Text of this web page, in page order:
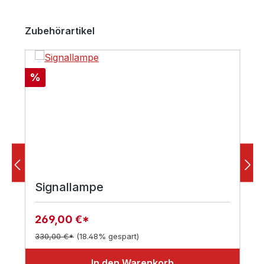
Produktgalerie überspringen
Zubehörartikel
Rabatt
%
Signallampe
269,00 €*
330,00 €* (18.48% gespart)